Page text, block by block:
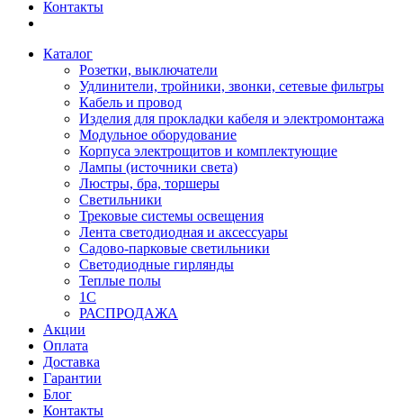
Контакты
Каталог
Розетки, выключатели
Удлинители, тройники, звонки, сетевые фильтры
Кабель и провод
Изделия для прокладки кабеля и электромонтажа
Модульное оборудование
Корпуса электрощитов и комплектующие
Лампы (источники света)
Люстры, бра, торшеры
Светильники
Трековые системы освещения
Лента светодиодная и аксессуары
Садово-парковые светильники
Светодиодные гирлянды
Теплые полы
1С
РАСПРОДАЖА
Акции
Оплата
Доставка
Гарантии
Блог
Контакты